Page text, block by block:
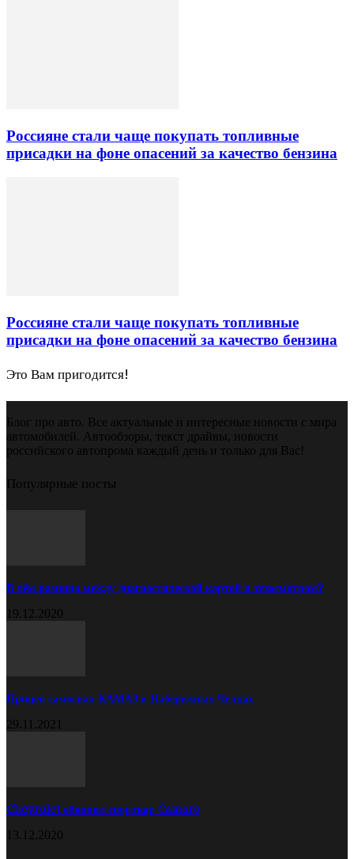
Россияне стали чаще покупать топливные
присадки на фоне опасений за качество бензина
Россияне стали чаще покупать топливные
присадки на фоне опасений за качество бензина
Это Вам пригодится!
Блог про авто. Все актуальные и интересные новости с мира
автомобилей. Автообзоры, текст драйвы, новости
российского автопрома каждый день и только для Вас!
Популярные посты
В чём разница между диагностической картой и техосмотром?
19.12.2020
Прицеп самосвал КАМАЗ в Набережных Челнах
29.11.2021
Chevrolet обновил спорткар Camaro
13.12.2020